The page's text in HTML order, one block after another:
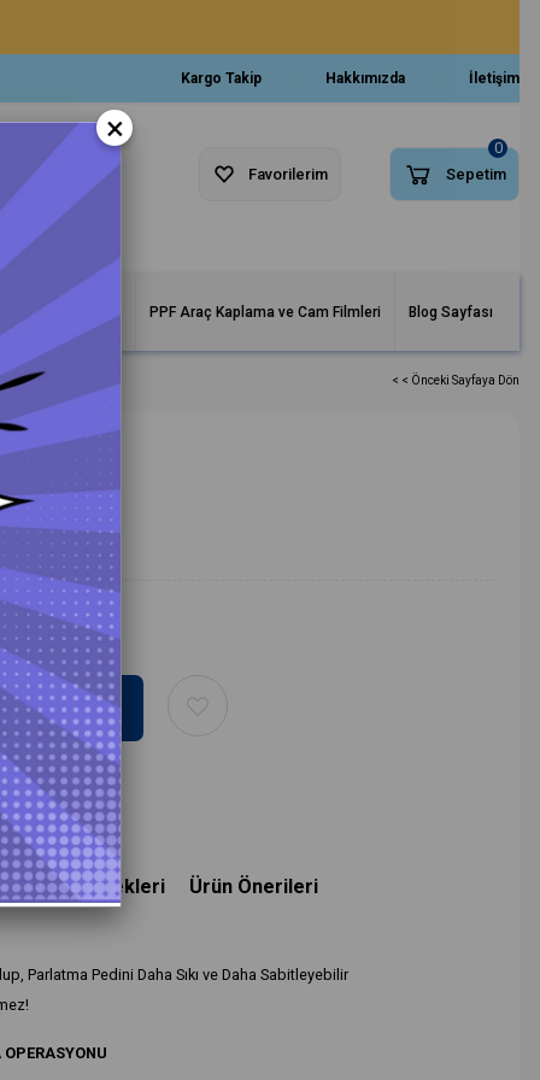
Kargo Takip Hakkımızda İletişim
Sepetim
0
Favorilerim
ve Makineler PPF Araç Kaplama ve Cam Filmleri Blog Sayfası
< < Önceki Sayfaya Dön
mm
Seçenekleri Ürün Önerileri
Parlatma Pedini Daha Sıkı ve Daha Sabitleyebilir
×